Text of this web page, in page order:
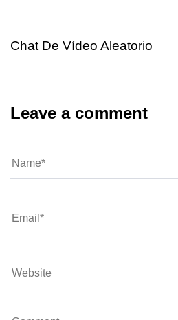
Chat De Vídeo Aleatorio
Leave a comment